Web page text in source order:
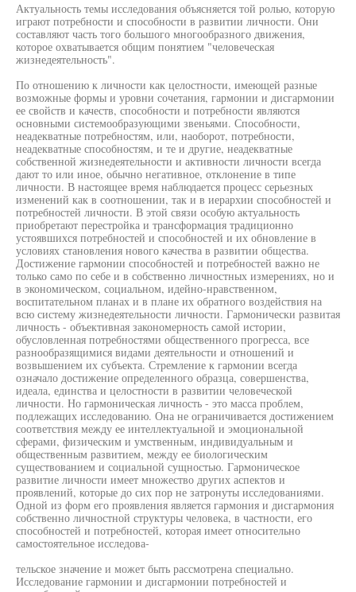
Актуальность темы исследования объясняется той ролью, которую
играют потребности и способности в развитии личности. Они
составляют часть того большого многообразного движения,
которое охватывается общим понятием "человеческая
жизнедеятельность".
По отношению к личности как целостности, имеющей разные
возможные формы и уровни сочетания, гармонии и дисгармонии
ее свойств и качеств, способности и потребности являются
основными системообразующими звеньями. Способности,
неадекватные потребностям, или, наоборот, потребности,
неадекватные способностям, и те и другие, неадекватные
собственной жизнедеятельности и активности личности всегда
дают то или иное, обычно негативное, отклонение в типе
личности. В настоящее время наблюдается процесс серьезных
изменений как в соотношении, так и в иерархии способностей и
потребностей личности. В этой связи особую актуальность
приобретают перестройка и трансформация традиционно
устоявшихся потребностей и способностей и их обновление в
условиях становления нового качества в развитии общества.
Достижение гармонии способностей и потребностей важно не
только само по себе и в собственно личностных измерениях, но и
в экономическом, социальном, идейно-нравственном,
воспитательном планах и в плане их обратного воздействия на
всю систему жизнедеятельности личности. Гармонически развитая
личность - объективная закономерность самой истории,
обусловленная потребностями общественного прогресса, все
разнообразящимися видами деятельности и отношений и
возвышением их субъекта. Стремление к гармонии всегда
означало достижение определенного образца, совершенства,
идеала, единства и целостности в развитии человеческой
личности. Но гармоническая личность - это масса проблем,
подлежащих исследованию. Она не ограничивается достижением
соответствия между ее интеллектуальной и эмоциональной
сферами, физическим и умственным, индивидуальным и
общественным развитием, между ее биологическим
существованием и социальной сущностью. Гармоническое
развитие личности имеет множество других аспектов и
проявлений, которые до сих пор не затронуты исследованиями.
Одной из форм его проявления является гармония и дисгармония
собственно личностной структуры человека, в частности, его
способностей и потребностей, которая имеет относительно
самостоятельное исследова-
тельское значение и может быть рассмотрена специально.
Исследование гармонии и дисгармонии потребностей и